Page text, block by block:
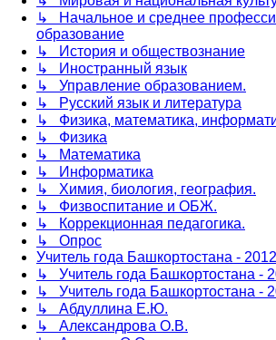
↳ Начальное и среднее
образование
↳ История и обществознание
↳ Иностранный язык
↳ Управление образованием.
↳ Русский язык и литература
↳ Физика, математика,
↳ Физика
↳ Математика
↳ Информатика
↳ Химия, биология, география.
↳ Физвоспитание и ОБЖ.
↳ Коррекционная педагогика.
↳ Опрос
Учитель года Башкортостана - 2012
↳ Учитель года Башкортостана -
↳ Учитель года Башкортостана -
↳ Абдуллина Е.Ю.
↳ Александрова О.В.